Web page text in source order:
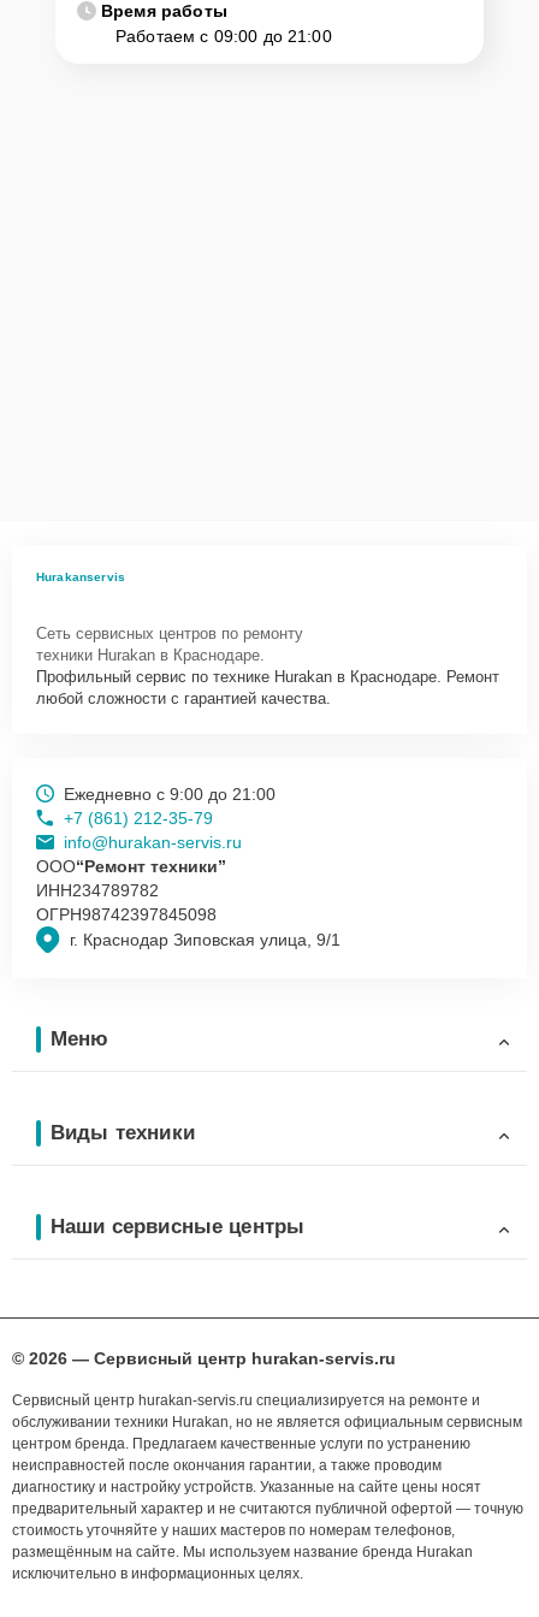
Время работы
Работаем с 09:00 до 21:00
Hurakanservis
Сеть сервисных центров по ремонту
техники Hurakan в Краснодаре.
Профильный сервис по технике Hurakan в Краснодаре. Ремонт
любой сложности с гарантией качества.
г. Краснодар Зиповская улица, 9/1
Ежедневно с 9:00 до 21:00
+7 (861) 212-35-79
info@hurakan-servis.ru
ООО“Ремонт техники”
ИНН234789782
ОГРН98742397845098
Меню
Виды техники
Наши сервисные центры
© 2026 — Сервисный центр hurakan-servis.ru
Сервисный центр hurakan-servis.ru специализируется на ремонте и
обслуживании техники Hurakan, но не является официальным сервисным
центром бренда. Предлагаем качественные услуги по устранению
неисправностей после окончания гарантии, а также проводим
диагностику и настройку устройств. Указанные на сайте цены носят
предварительный характер и не считаются публичной офертой — точную
стоимость уточняйте у наших мастеров по номерам телефонов,
размещённым на сайте. Мы используем название бренда Hurakan
исключительно в информационных целях.